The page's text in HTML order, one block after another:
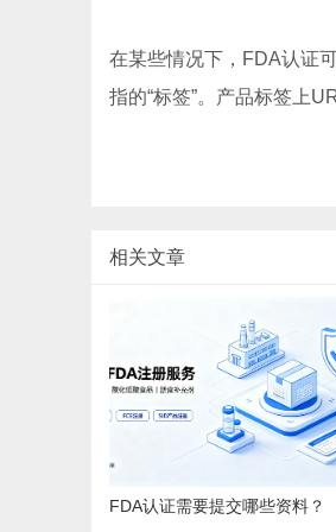
在某些情况下，FDA认证
指的“标签”。产品标签上
相关文章
FDA认证需要提交哪些资料？